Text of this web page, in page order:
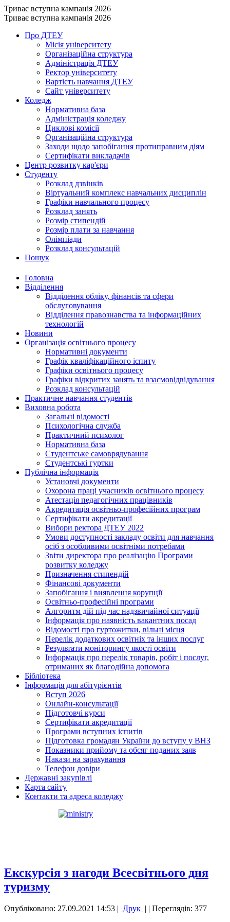
Триває вступна кампанія 2026
Триває вступна кампанія 2026
Про ДТЕУ
Місія університету
Організаційна структура
Адміністрація ДТЕУ
Ректор університету
Вартість навчання ДТЕУ
Сайт університету
Коледж
Нормативна база
Адміністрація коледжу
Циклові комісії
Організаційна структура
Заходи щодо запобігання протиправним діям
Сертифікати викладачів
Центр розвитку кар'єри
Студенту
Розклад дзвінків
Віртуальний комплекс навчальних дисциплін
Графіки навчального процесу
Розклад занять
Розмір стипендій
Розмір плати за навчання
Олімпіади
Розклад консультацій
Пошук
Головна
Відділення
Відділення обліку, фінансів та сфери
обслуговування
Відділення правознавства та інформаційних
технологій
Новини
Організація освітнього процесу
Нормативні документи
Графік кваліфікаційного іспиту
Графіки освітнього процесу
Графіки відкритих занять та взаємовідвідування
Розклад консультацій
Практичне навчання студентів
Виховна робота
Загальні відомості
Психологічна служба
Практичний психолог
Нормативна база
Студентське самоврядування
Студентські гуртки
Публічна інформація
Установчі документи
Охорона праці учасників освітнього процесу
Атестація педагогічних працівників
Акредитація освітньо-професійних програм
Сертифікати акредитації
Вибори ректора ДТЕУ 2022
Умови доступності закладу освіти для навчання
осіб з особливими освітніми потребами
Звіти директора про реалізацію Програми
розвитку коледжу
Призначення стипендій
Фінансові документи
Запобігання і виявлення корупції
Освітньо-професійні програми
Алгоритм дій під час надзвичайної ситуації
Інформація про наявність вакантних посад
Відомості про гуртожитки, вільні місця
Перелік додаткових освітніх та інших послуг
Результати моніторингу якості освіти
Інформація про перелік товарів, робіт і послуг,
отриманих як благодійна допомога
Бібліотека
Інформація для абітурієнтів
Вступ 2026
Онлайн-консультації
Підготовчі курси
Сертифікати акредитації
Програми вступних іспитів
Підготовка громадян України до вступу у ВНЗ
Показники прийому та обсяг поданих заяв
Накази на зарахування
Телефон довіри
Державні закупівлі
Карта сайту
Контакти та адреса коледжу
Екскурсія з нагоди Всесвітнього дня
туризму
Опубліковано: 27.09.2021 14:53 | Друк | | Переглядів: 377